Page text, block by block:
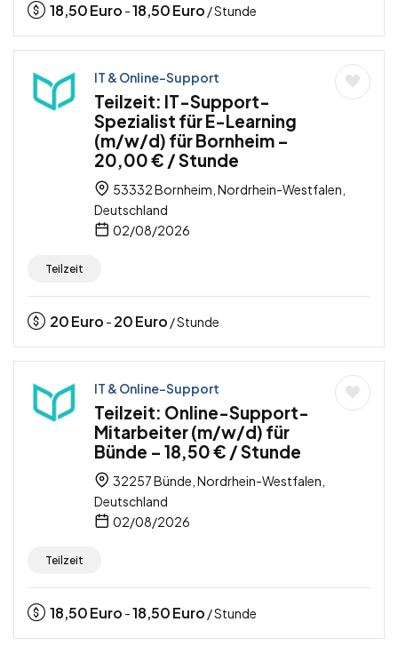
18,50Euro -18,50Euro / Stunde
IT & Online-Support
Teilzeit: IT-Support-
Spezialist für E-Learning
(m/w/d) für Bornheim –
20,00 € / Stunde
53332 Bornheim, Nordrhein-Westfalen,
Deutschland
02/08/2026
Teilzeit
20Euro - 20Euro / Stunde
IT & Online-Support
Teilzeit: Online-Support-
Mitarbeiter (m/w/d) für
Bünde – 18,50 € / Stunde
32257 Bünde, Nordrhein-Westfalen,
Deutschland
02/08/2026
Teilzeit
18,50Euro -18,50Euro / Stunde